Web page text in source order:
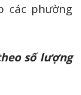
các phường
số lượng